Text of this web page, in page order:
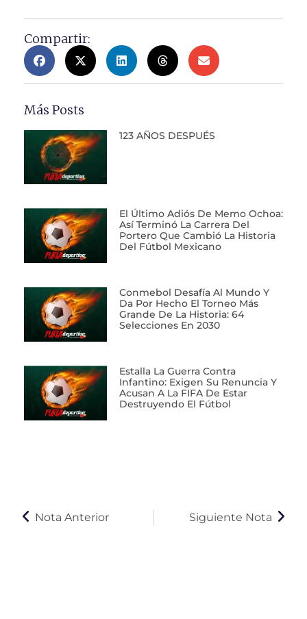
Compartir:
Más Posts
123 AÑOS DESPUÉS
El Último Adiós De Memo Ochoa:
Así Terminó La Carrera Del
Portero Que Cambió La Historia
Del Fútbol Mexicano
Conmebol Desafía Al Mundo Y
Da Por Hecho El Torneo Más
Grande De La Historia: 64
Selecciones En 2030
Estalla La Guerra Contra
Infantino: Exigen Su Renuncia Y
Acusan A La FIFA De Estar
Destruyendo El Fútbol
Nota Anterior Siguiente Nota